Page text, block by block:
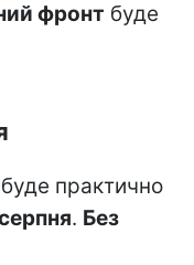
фронт буде
практично
. Без